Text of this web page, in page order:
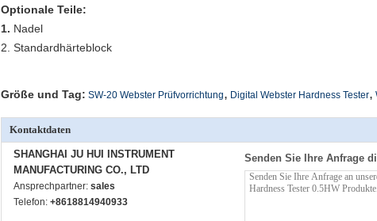
Optionale Teile:
1. Nadel
2. Standardhärteblock
Größe und Tag: SW-20 Webster Prüfvorrichtung, Digital Webster Hardness Tester,
Kontaktdaten
SHANGHAI JU HUI INSTRUMENT
MANUFACTURING CO., LTD
Ansprechpartner: sales
Telefon: +8618814940933
Senden Sie Ihre Anfrage